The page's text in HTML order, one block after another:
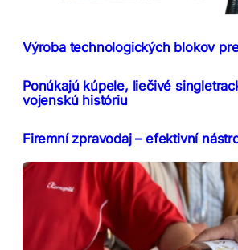
Výroba technologických blokov
Ponúkajú kúpele, liečivé
vojenskú históriu
Firemní zpravodaj – efektivní